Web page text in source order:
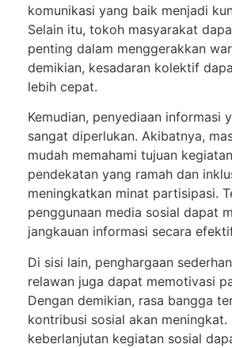
komunikasi yang baik menjadi
Selain itu, tokoh masyarakat
penting dalam menggerakkan
demikian, kesadaran kolektif
lebih cepat.
Kemudian, penyediaan informasi
sangat diperlukan. Akibatnya,
mudah memahami tujuan
pendekatan yang ramah dan
meningkatkan minat partisipasi.
penggunaan media sosial dapat
jangkauan informasi secara
Di sisi lain, penghargaan
relawan juga dapat memotivasi
Dengan demikian, rasa bangga
kontribusi sosial akan meningkat.
keberlanjutan kegiatan sosial